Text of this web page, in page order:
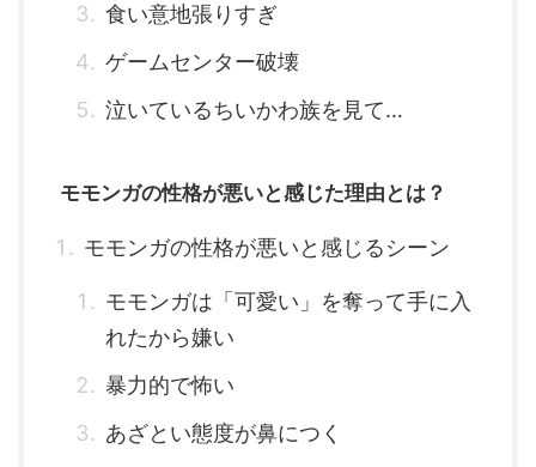
食い意地張りすぎ
ゲームセンター破壊
泣いているちいかわ族を見て…
モモンガの性格が悪いと感じた理由とは？
モモンガの性格が悪いと感じるシーン
モモンガは「可愛い」を奪って手に入
れたから嫌い
暴力的で怖い
あざとい態度が鼻につく